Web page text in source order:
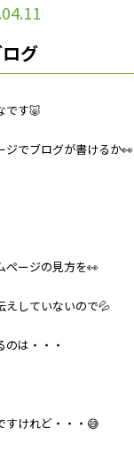
グ
です🐷
ジでブログが書けるか👀
ページの見方を👀
えしていないので💦
のは・・・
すけれど・・・😅